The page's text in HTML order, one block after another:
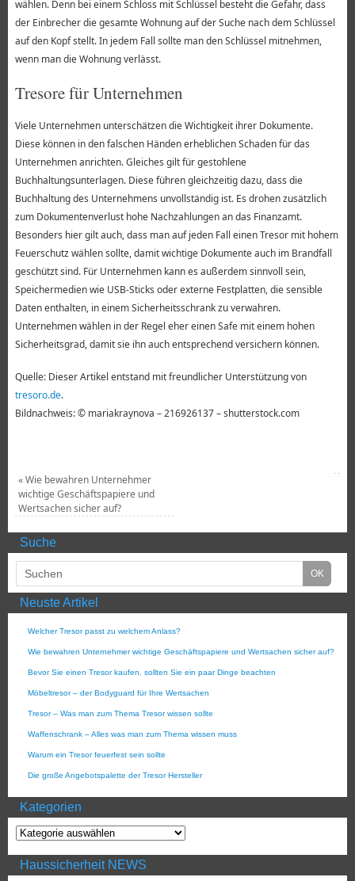
wählen. Denn bei einem Schloss mit Schlüssel besteht die Gefahr, dass
der Einbrecher die gesamte Wohnung auf der Suche nach dem Schlüssel
auf den Kopf stellt. In jedem Fall sollte man den Schlüssel mitnehmen,
wenn man die Wohnung verlässt.
Tresore für Unternehmen
Viele Unternehmen unterschätzen die Wichtigkeit ihrer Dokumente.
Diese können in den falschen Händen erheblichen Schaden für das
Unternehmen anrichten. Gleiches gilt für gestohlene
Buchhaltungsunterlagen. Diese führen gleichzeitig dazu, dass die
Buchhaltung des Unternehmens unvollständig ist. Es drohen zusätzlich
zum Dokumentenverlust hohe Nachzahlungen an das Finanzamt.
Besonders hier gilt auch, dass man auf jeden Fall einen Tresor mit hohem
Feuerschutz wählen sollte, damit wichtige Dokumente auch im Brandfall
geschützt sind. Für Unternehmen kann es außerdem sinnvoll sein,
Speichermedien wie USB-Sticks oder externe Festplatten, die sensible
Daten enthalten, in einem Sicherheitsschrank zu verwahren.
Unternehmen wählen in der Regel eher einen Safe mit einem hohen
Sicherheitsgrad, damit sie ihn auch entsprechend versichern können.
Quelle: Dieser Artikel entstand mit freundlicher Unterstützung von
tresoro.de.
Bildnachweis: © mariakraynova – 216926137 – shutterstock.com
«Wie bewahren Unternehmer
wichtige Geschäftspapiere und
Wertsachen sicher auf?
Suche
Neuste Artikel
Welcher Tresor passt zu welchem Anlass?
Wie bewahren Unternehmer wichtige Geschäftspapiere und Wertsachen sicher auf?
Bevor Sie einen Tresor kaufen, sollten Sie ein paar Dinge beachten
Möbeltresor – der Bodyguard für Ihre Wertsachen
Tresor – Was man zum Thema Tresor wissen sollte
Waffenschrank – Alles was man zum Thema wissen muss
Warum ein Tresor feuerfest sein sollte
Die große Angebotspalette der Tresor Hersteller
Kategorien
Haussicherheit NEWS